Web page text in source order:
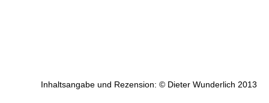
Inhaltsangabe und Rezension: © Dieter Wunderlich 2013